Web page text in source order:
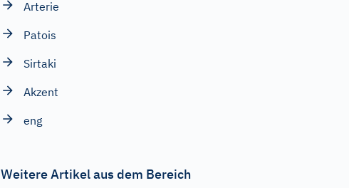
Arterie
Patois
Sirtaki
Akzent
eng
Weitere Artikel aus dem Bereich